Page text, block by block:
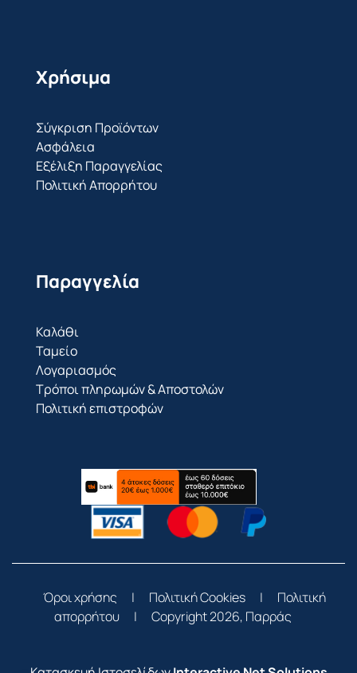
Χρήσιμα
Σύγκριση Προϊόντων
Ασφάλεια
Εξέλιξη Παραγγελίας
Πολιτική Απορρήτου
Παραγγελία
Καλάθι
Ταμείο
Λογαριασμός
Τρόποι πληρωμών & Αποστολών
Πολιτική επιστροφών
Όροι χρήσης | Πολιτική Cookies |
Πολιτική
απορρήτου
| Copyright 2026, Παρράς